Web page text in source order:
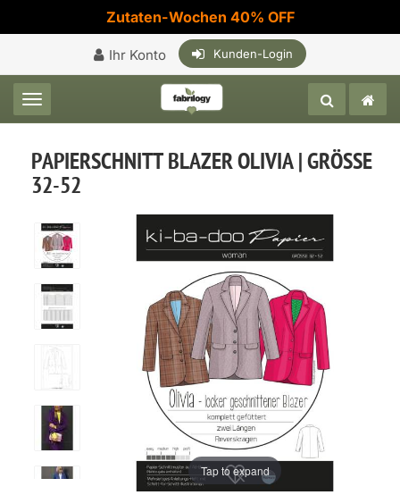
Zutaten-Wochen 40% OFF
Ihr Konto Kunden-Login
Toggle navigation
PAPIERSCHNITT BLAZER OLIVIA | GRÖSSE
32-52
Tap to expand